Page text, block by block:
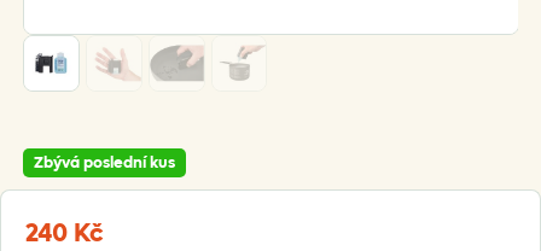
240 Kč
Zbývá poslední kus